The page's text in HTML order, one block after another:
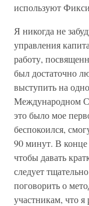
используют
Я никогда не
управления
работу,
был достаточно
выступить на
Международном
это было мое
беспокоился,
90 минут. В конце
чтобы давать
следует
поговорить о
участникам, что я